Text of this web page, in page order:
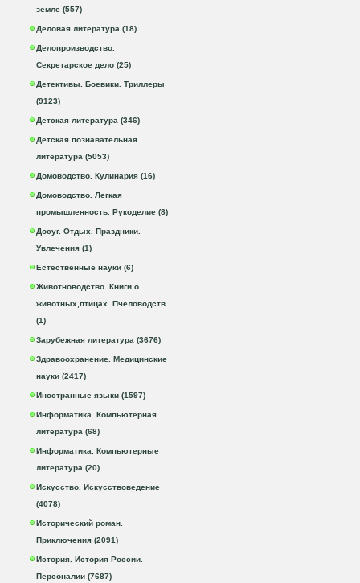
земле (557)
Деловая литература (18)
Делопроизводство.
Секретарское дело (25)
Детективы. Боевики. Триллеры
(9123)
Детская литература (346)
Детская познавательная
литература (5053)
Домоводство. Кулинария (16)
Домоводство. Легкая
промышленность. Рукоделие (8)
Досуг. Отдых. Праздники.
Увлечения (1)
Естественные науки (6)
Животноводство. Книги о
животных,птицах. Пчеловодств
(1)
Зарубежная литература (3676)
Здравоохранение. Медицинские
науки (2417)
Иностранные языки (1597)
Информатика. Компьютерная
литература (68)
Информатика. Компьютерные
литература (20)
Искусство. Искусствоведение
(4078)
Исторический роман.
Приключения (2091)
История. История России.
Персоналии (7687)